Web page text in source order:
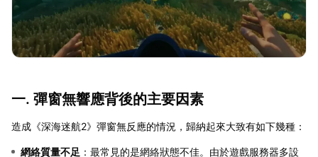
一. 彈窗無響應背後的主要因素
造成《深海迷航2》彈窗無反應的情況，歸納起來大致有如下幾種：
網絡質量不足 ：最常見的是網絡狀態不佳。由於遊戲服務器多設